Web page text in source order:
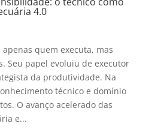
4.0
quem executa, mas
Seu papel evoluiu de executor
da produtividade. Na
técnico e domínio
O avanço acelerado das
e...